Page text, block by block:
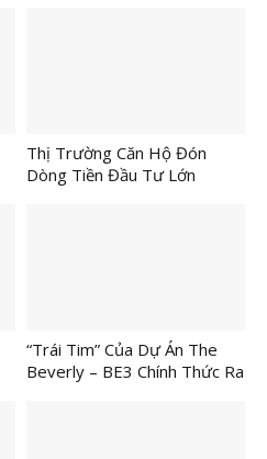
Thị Trường Căn Hộ Đón
Dòng Tiền Đầu Tư Lớn
“Trái Tim” Của Dự Án The
Beverly – BE3 Chính Thức Ra